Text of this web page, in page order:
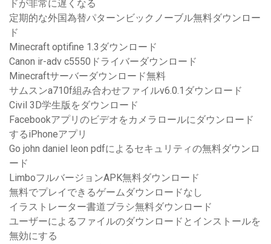
ドが非常に遅くなる
定期的な外国為替パターンビックノーブル無料ダウンロー
ド
Minecraft optifine 1.3ダウンロード
Canon ir-adv c5550ドライバーダウンロード
Minecraftサーバーダウンロード無料
サムスンa710f組み合わせファイルv6.0.1ダウンロード
Civil 3D学生版をダウンロード
Facebookアプリのビデオをカメラロールにダウンロード
するiPhoneアプリ
Go john daniel leon pdfによるセキュリティの無料ダウンロ
ード
LimboフルバージョンAPK無料ダウンロード
無料でプレイできるゲームダウンロードなし
イラストレーター書道ブラシ無料ダウンロード
ユーザーによるファイルのダウンロードとインストールを
無効にする